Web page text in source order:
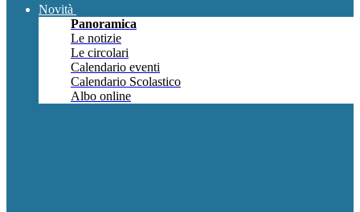
Novità
Panoramica
Le notizie
Le circolari
Calendario eventi
Calendario Scolastico
Albo online